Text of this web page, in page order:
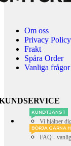
Om oss
Privacy Policy
Frakt
Spåra Order
Vanliga
Vi hjälper
KUNDTJÄNST
FAQ -
BÖRJA GÄRNA